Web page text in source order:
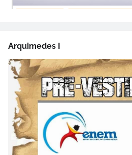
Arquimedes I